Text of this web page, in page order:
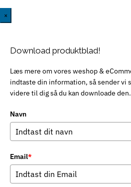
×
Download produktblad!
Læs mere om vores weshop &
indtaste din information, så sender vi
videre til dig så du kan downloade den.
Navn
Email*